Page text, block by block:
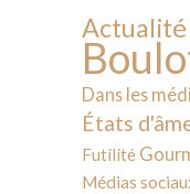
Actualité
Dans les
États
Futilité
Médias